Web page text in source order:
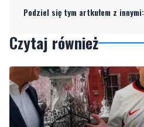
Podziel się tym artkułem z innymi:
Czytaj również